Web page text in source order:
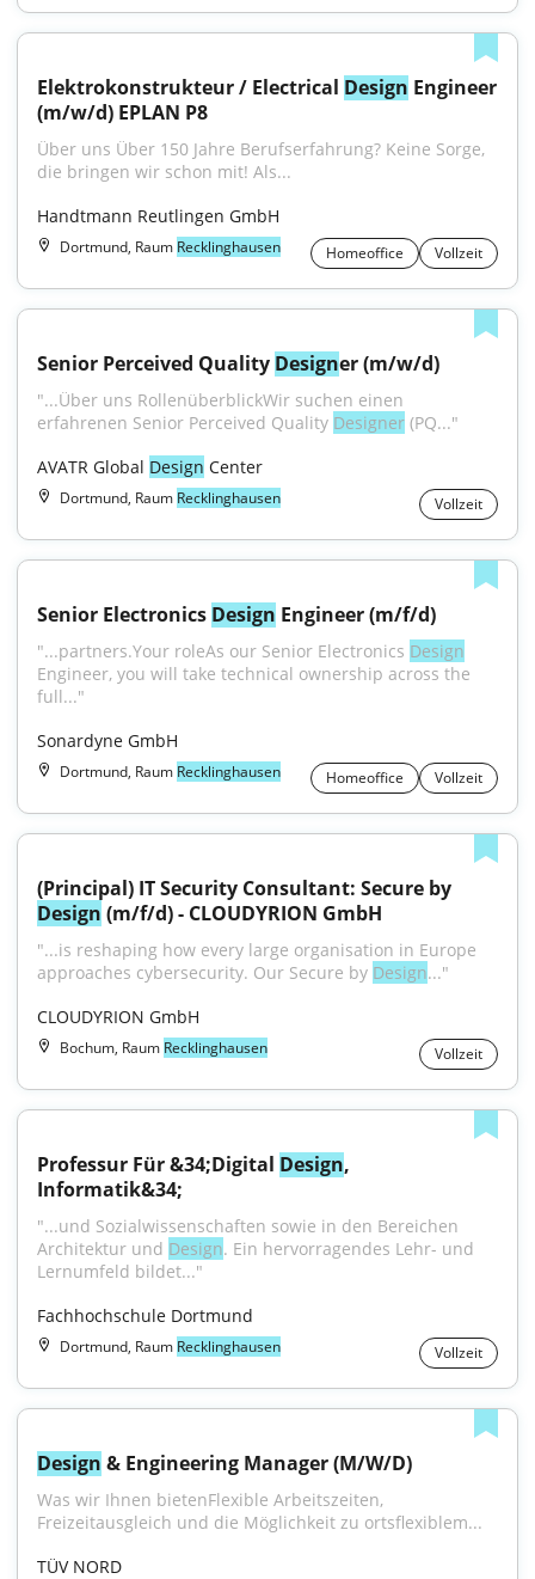
Elektrokonstrukteur / Electrical Design Engineer
(m/w/d) EPLAN P8
Über uns Über 150 Jahre Berufserfahrung? Keine Sorge,
die bringen wir schon mit! Als...
Handtmann Reutlingen GmbH
Dortmund, Raum Recklinghausen Homeoffice Vollzeit
Senior Perceived Quality Designer (m/w/d)
"...Über uns RollenüberblickWir suchen einen
erfahrenen Senior Perceived Quality Designer (PQ..."
AVATR Global Design Center
Dortmund, Raum Recklinghausen Vollzeit
Senior Electronics Design Engineer (m/f/d)
"...partners.Your roleAs our Senior Electronics Design
Engineer, you will take technical ownership across the
full..."
Sonardyne GmbH
Dortmund, Raum Recklinghausen Homeoffice Vollzeit
Design (m/f/d) - CLOUDYRION GmbH
"...is reshaping how every large organisation in Europe
approaches cybersecurity. Our Secure by Design..."
CLOUDYRION GmbH
Bochum, Raum Recklinghausen Vollzeit
Professur Für &34;Digital Design,
Informatik&34;
"...und Sozialwissenschaften sowie in den Bereichen
Architektur und Design. Ein hervorragendes Lehr- und
Lernumfeld bildet..."
Fachhochschule Dortmund
Dortmund, Raum Recklinghausen Vollzeit
Design & Engineering Manager (M/W/D)
Was wir Ihnen bietenFlexible Arbeitszeiten,
Freizeitausgleich und die Möglichkeit zu ortsflexiblem...
TÜV NORD